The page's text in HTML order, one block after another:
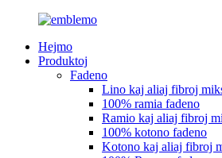
Hejmo
Produktoj
Fadeno
Lino kaj aliaj fibroj
100% ramia fadeno
Ramio kaj aliaj fibroj
100% kotono fadeno
Kotono kaj aliaj fibroj